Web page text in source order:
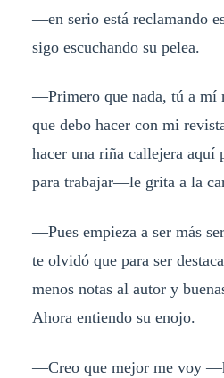
—en serio está reclamando
sigo escuchando su pelea.
—Primero que nada, tú a mí
que debo hacer con mi
hacer una riña callejera aquí
para trabajar—le grita a la
—Pues empieza a ser más
te olvidó que para ser
menos notas al autor y
Ahora entiendo su enojo.
—Creo que mejor me voy